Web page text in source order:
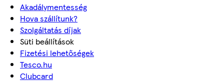
Akadálymentesség
Hova szállítunk?
Szolgáltatás díjak
Süti beállítások
Fizetési lehetőségek
Tesco.hu
Clubcard